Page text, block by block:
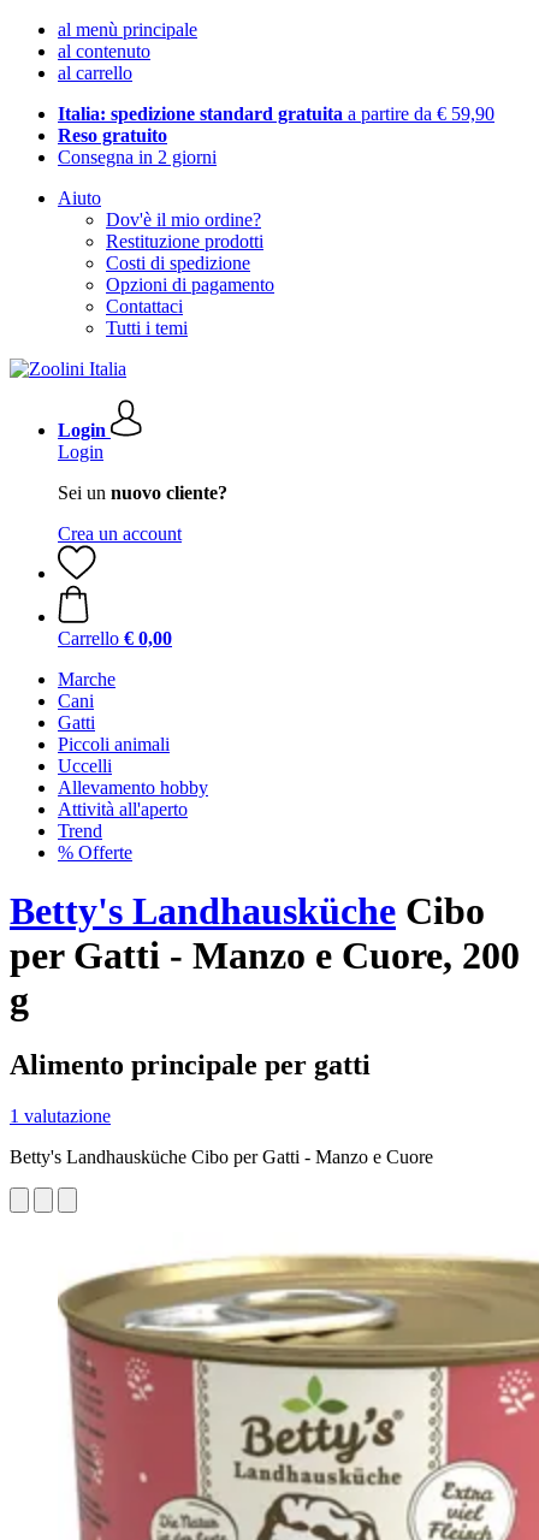
al menù principale
al contenuto
al carrello
Italia: spedizione standard gratuita a partire da € 59,90
Reso gratuito
Consegna in 2 giorni
Aiuto
Dov'è il mio ordine?
Restituzione prodotti
Costi di spedizione
Opzioni di pagamento
Contattaci
Tutti i temi
Login
Login
Sei un nuovo cliente?
Crea un account
Carrello € 0,00
Marche
Cani
Gatti
Piccoli animali
Uccelli
Allevamento hobby
Attività all'aperto
Trend
% Offerte
Betty's Landhausküche Cibo
per Gatti - Manzo e Cuore, 200
g
Alimento principale per gatti
1 valutazione
Betty's Landhausküche Cibo per Gatti - Manzo e Cuore